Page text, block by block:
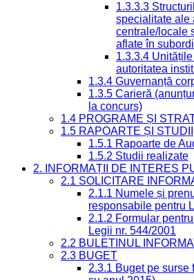
1.3.3.3
specialitate ale
centrale/locale
aflate în
1.3.3.4
autoritatea
1.3.4 Guvernanță
1.3.5 Carieră
la concurs)
1.4 PROGRAME ȘI
1.5 RAPOARTE ȘI STUDII
1.5.1 Rapoarte de
1.5.2 Studii realizate
2. INFORMAȚII DE INTERES
2.1 SOLICITARE
2.1.1 Numele și
responsabile pentru
2.1.2 Formular
Legii nr. 544/2001
2.2 BULETINUL
2.3 BUGET
2.3.1 Buget pe surse